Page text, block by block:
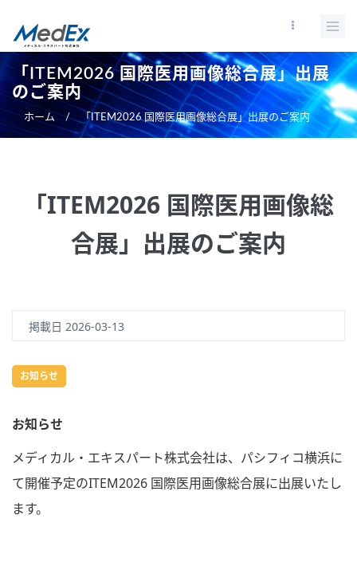
コ
ン
テ
ン
「ITEM2026 国際医用画像総合展」出展
のご案内
ホーム / 「ITEM2026 国際医用画像総合展」出展のご案内
「ITEM2026 国際医用画像総
合展」出展のご案内
掲載日 2026-03-13
お知らせ
お知らせ
メディカル・エキスパート株式会社は、パシフィコ横浜に
て開催予定のITEM2026 国際医用画像総合展に出展いたし
ます。